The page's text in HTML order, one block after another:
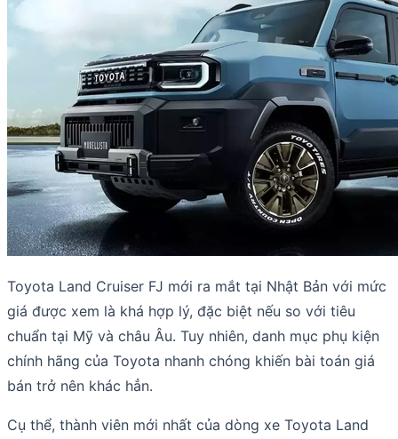
Toyota Land Cruiser FJ mới ra mắt tại Nhật Bản với mức
giá được xem là khá hợp lý, đặc biệt nếu so với tiêu
chuẩn tại Mỹ và châu Âu. Tuy nhiên, danh mục phụ kiện
chính hãng của Toyota nhanh chóng khiến bài toán giá
bán trở nên khác hẳn.
Cụ thể, thành viên mới nhất của dòng xe Toyota Land